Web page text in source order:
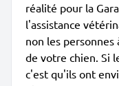
réalité pour la
l'assistance
non les personnes
de votre chien. Si
c'est qu'ils ont